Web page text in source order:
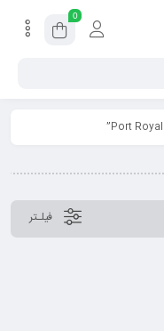
0
فیلـتر